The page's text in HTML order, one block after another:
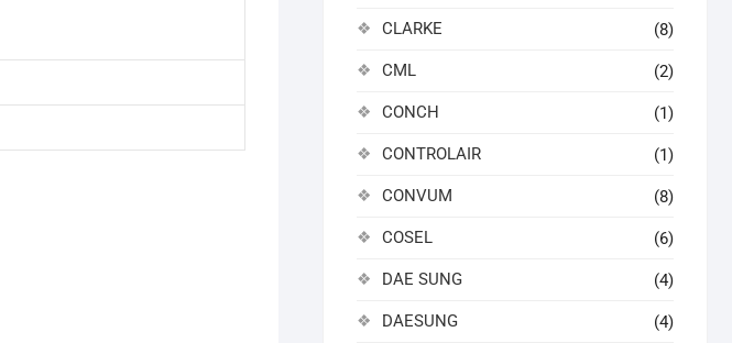
CLARKE (8)
CML (2)
CONCH (1)
CONTROLAIR (1)
CONVUM (8)
COSEL (6)
DAE SUNG (4)
DAESUNG (4)